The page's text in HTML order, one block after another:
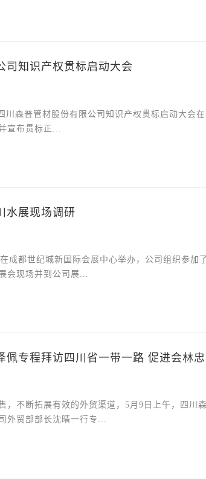
司知识产权贯标启动大会
川森普管材股份有限公司知识产权贯标启动大会
宣布贯标正...
水展现场调研
成都世纪城新国际会展中心举办，公司组织参加
会现场并到公司展...
佩专程拜访四川省一带一路 促进会林
，不断拓展有效的外贸渠道，5月9日上午，四川
外贸部部长沈晴一行专...